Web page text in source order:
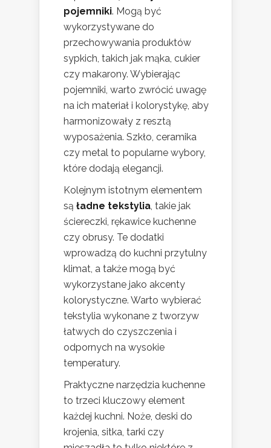
pojemniki. Mogą być
wykorzystywane do
przechowywania produktów
sypkich, takich jak mąka, cukier
czy makarony. Wybierając
pojemniki, warto zwrócić uwagę
na ich materiał i kolorystykę, aby
harmonizowały z resztą
wyposażenia. Szkło, ceramika
czy metal to popularne wybory,
które dodają elegancji.
Kolejnym istotnym elementem
są ładne tekstylia, takie jak
ściereczki, rękawice kuchenne
czy obrusy. Te dodatki
wprowadzą do kuchni przytulny
klimat, a także mogą być
wykorzystane jako akcenty
kolorystyczne. Warto wybierać
tekstylia wykonane z tworzyw
łatwych do czyszczenia i
odpornych na wysokie
temperatury.
Praktyczne narzędzia kuchenne
to trzeci kluczowy element
każdej kuchni. Noże, deski do
krojenia, sitka, tarki czy